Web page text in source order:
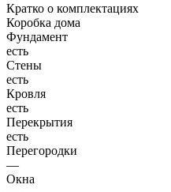
Кратко о комплектациях
Коробка дома
Фундамент
есть
Стены
есть
Кровля
есть
Перекрытия
есть
Перегородки
—
Окна